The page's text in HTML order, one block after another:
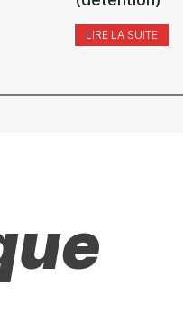
LIRE LA SUITE